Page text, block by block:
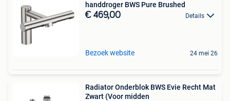
handdroger BWS Pure Brushed
€ 469,00 Details
Bezoek website 24 mei 26
Radiator Onderblok BWS Evie Recht Mat
Zwart (Voor midden